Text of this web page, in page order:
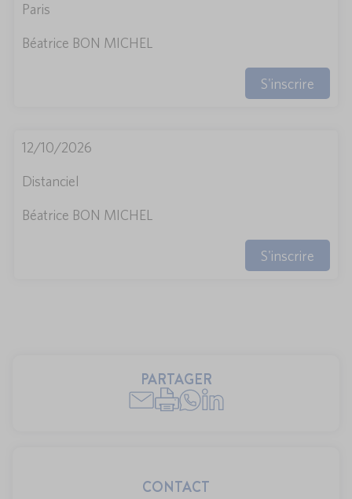
Paris
Béatrice BON MICHEL
S'inscrire
12/10/2026
Distanciel
Béatrice BON MICHEL
S'inscrire
PARTAGER
CONTACT